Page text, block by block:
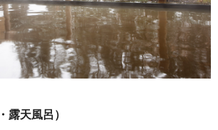
露天風呂）